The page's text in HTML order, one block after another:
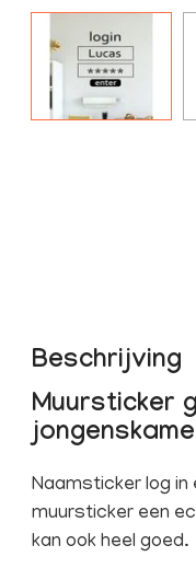
Beschrijving
Muursticker
Naamsticker log
muursticker een
kan ook heel goed.